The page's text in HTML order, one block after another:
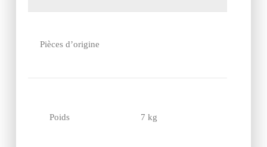
Pièces d’origine
Poids 7 kg